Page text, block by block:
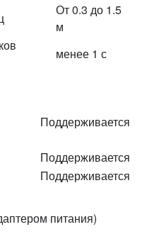
От 0.3 до 1.5
м
менее 1 с
Поддерживается
Поддерживается
Поддерживается
питания)